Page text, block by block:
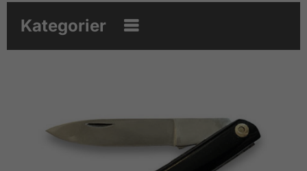
Kategorier 